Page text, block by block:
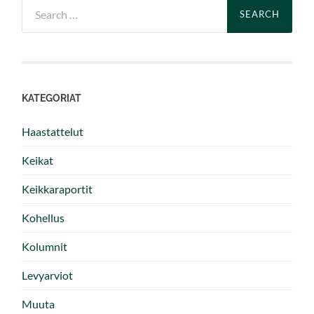
for:
KATEGORIAT
Haastattelut
Keikat
Keikkaraportit
Kohellus
Kolumnit
Levyarviot
Muuta